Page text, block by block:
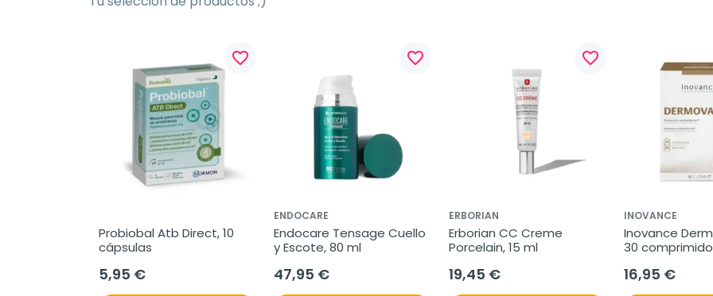
favorite_border
Probiobal Atb Direct, 10
cápsulas
5,95 €
favorite_border
ENDOCARE
Endocare Tensage Cuello
y Escote, 80 ml
47,95 €
favorite_border
ERBORIAN
Erborian CC Creme
Porcelain, 15 ml
19,45 €
INOVANCE
Inovance
30
16,95 €